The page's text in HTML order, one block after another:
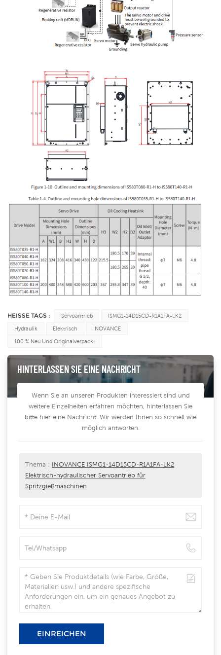
HEISSE TAGS : Servoantrieb ISMG1-14D15CD-R1A1FA-LK2
Hydraulik Elektrisch INOVANCE
100 % Neu Und Originalverpackt
HINTERLASSEN SIE EINE NACHRICHT
Wenn Sie an unseren Produkten interessiert sind und
weitere Einzelheiten erfahren möchten, hinterlassen Sie
bitte hier eine Nachricht. Wir werden Ihnen so schnell wie
möglich antworten.
Thema : INOVANCE ISMG1-14D15CD-R1A1FA-LK2
Elektrisch-hydraulischer Servoantrieb für
Spritzgießmaschinen
EINREICHEN